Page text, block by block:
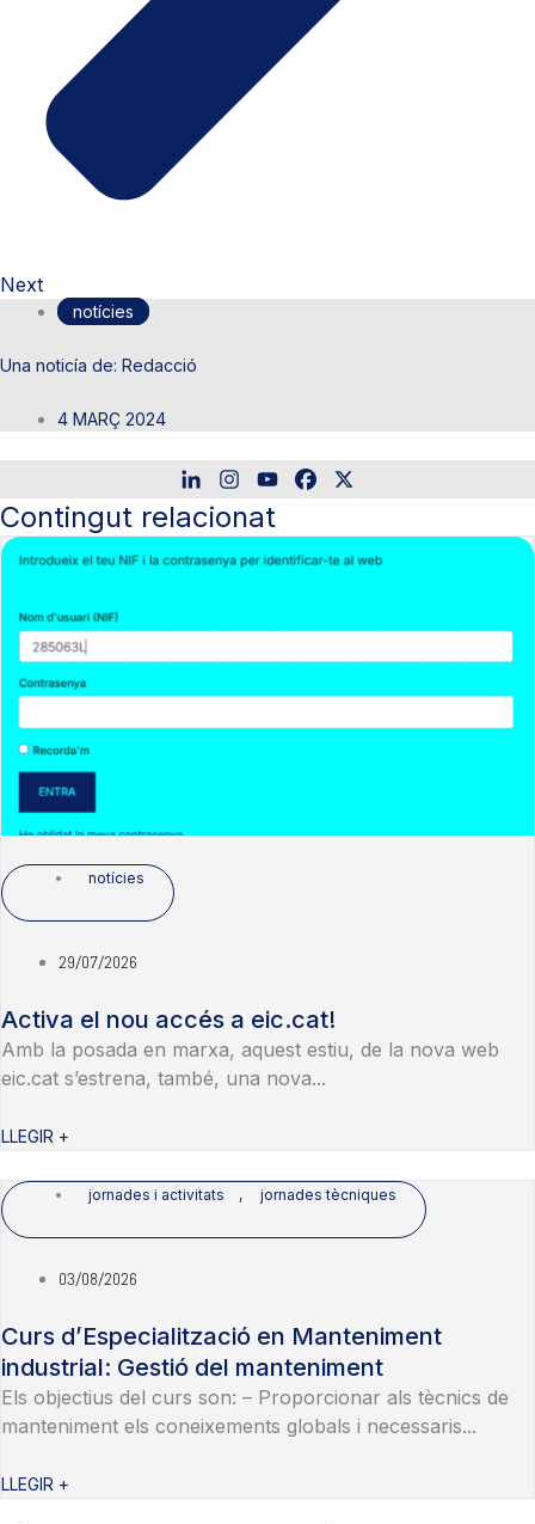
Next
notícies
Redacció
4 MARÇ 2024
Contingut relacionat
notícies
29/07/2026
Activa el nou accés a eic.cat!
Amb la posada en marxa, aquest estiu, de la nova web
eic.cat s’estrena, també, una nova...
LLEGIR +
jornades i activitats , jornades tècniques
03/08/2026
Curs d’Especialització en Manteniment
industrial: Gestió del manteniment
Els objectius del curs son: – Proporcionar als tècnics de
manteniment els coneixements globals i necessaris...
LLEGIR +